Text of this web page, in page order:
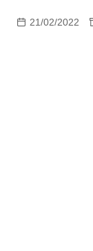
21/02/2022